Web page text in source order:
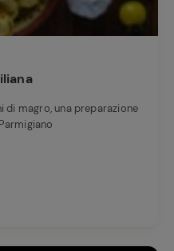
magro, una preparazione